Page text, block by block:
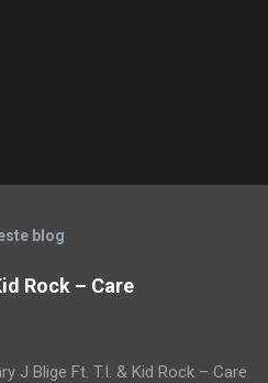
blog
Rock – Care
J Blige Ft. T.I. & Kid Rock – Care